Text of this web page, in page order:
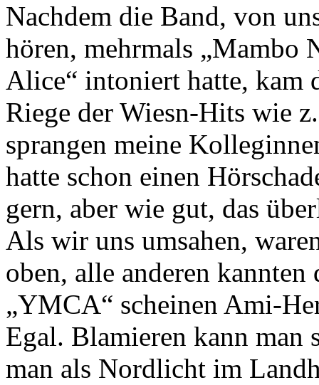
Nachdem die Band, von
hören, mehrmals
Alice“ intoniert hatte, kam
Riege der Wiesn-Hits wie
sprangen meine
hatte schon einen
gern, aber wie gut, das
Als wir uns umsahen,
oben, alle anderen
„YMCA“ scheinen Ami-
Egal. Blamieren kann man
man als Nordlicht im